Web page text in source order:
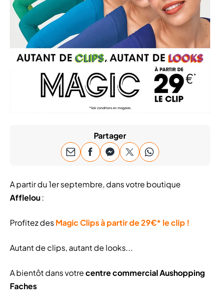
Partager
A partir du 1er septembre, dans votre boutique
Afflelou:
Profitez desMagic Clips à partir de 29€* le clip !
Autant de clips, autant de looks...
A bientôt dans votrecentre commercial Aushopping
Faches